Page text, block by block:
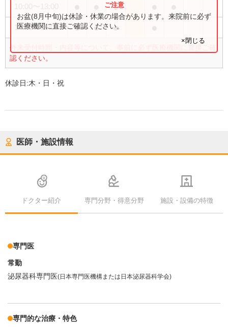
●
14:00〜18:00 ● ● ●
外来受付時間・内容等について、事前に必ず医療機関に直接ご確
認ください。
お盆(8月中旬)は休診・休業の場合があります。来院前に必ず
医療機関に直接ご確認ください。
×閉じる
休診日:木・日・祝
医師・施設情報
ドクター紹介 専門分野・得意分野 施設・設備の特徴
専門医
常勤
泌尿器科専門医(日本専門医機構または日本泌尿器科学会)
専門的な治療・特色